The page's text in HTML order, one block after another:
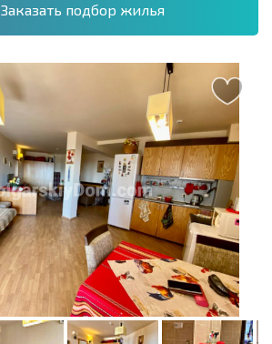
Заказать подбор жилья